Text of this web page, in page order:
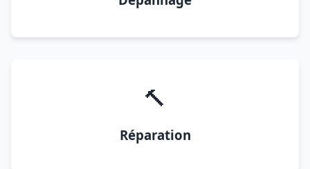
🔨
Réparation